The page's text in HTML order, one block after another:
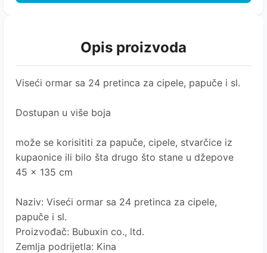
Opis proizvoda
Viseći ormar sa 24 pretinca za cipele, papuče i sl.
Dostupan u više boja
može se korisititi za papuče, cipele, stvarčice iz
kupaonice ili bilo šta drugo što stane u džepove
45 x 135 cm
Naziv: Viseći ormar sa 24 pretinca za cipele,
papuče i sl.
Proizvođač: Bubuxin co., ltd.
Zemlja podrijetla: Kina